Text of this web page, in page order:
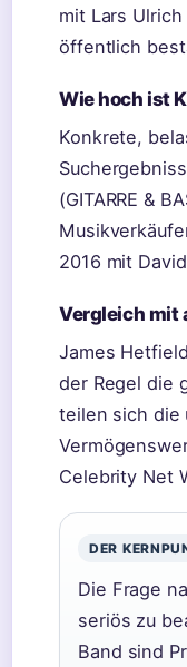
mit Lars
öffentlich
Wie hoch ist
Konkrete,
(GITARRE &
2016 mit
Vergleich mit
James
der Regel die
teilen sich die
Celebrity Net
DER
Die Frage
seriös zu
Band sind